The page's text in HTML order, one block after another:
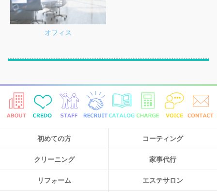
オフィス
初めての方 コーティング
クリーニング 家事代行
リフォーム エステサロン